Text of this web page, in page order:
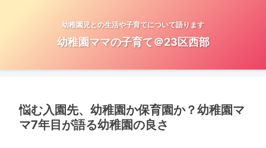
幼稚園児との生活や子育てについて語ります
幼稚園ママの子育て＠23区西部
悩む入園先、幼稚園か保育園か？幼稚園マ
マ7年目が語る幼稚園の良さ